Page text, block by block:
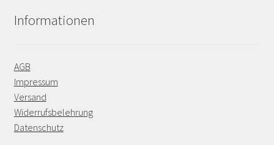
Informationen
AGB
Impressum
Versand
Widerrufsbelehrung
Datenschutz